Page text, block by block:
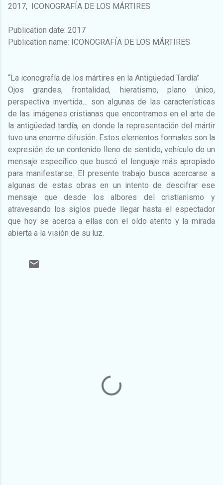
2017, ICONOGRAFÍA DE LOS MÁRTIRES
Publication date: 2017
Publication name: ICONOGRAFÍA DE LOS MÁRTIRES
“La iconografía de los mártires en la Antigüedad Tardía”
Ojos grandes, frontalidad, hieratismo, plano único,
perspectiva invertida… son algunas de las características
de las imágenes cristianas que encontramos en el arte de
la antigüedad tardía, en donde la representación del mártir
tuvo una enorme difusión. Estos elementos formales son la
expresión de un contenido lleno de sentido, vehículo de un
mensaje específico que buscó el lenguaje más apropiado
para manifestarse. El presente trabajo busca acercarse a
algunas de estas obras en un intento de descifrar ese
mensaje que desde los albores del cristianismo y
atravesando los siglos puede llegar hasta el espectador
que hoy se acerca a ellas con el oído atento y la mirada
abierta a la visión de su luz.